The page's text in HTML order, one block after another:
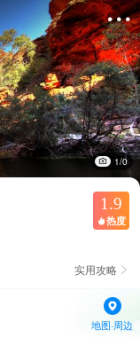

1/0
1.9
 热度
实用攻略 
地图·周边